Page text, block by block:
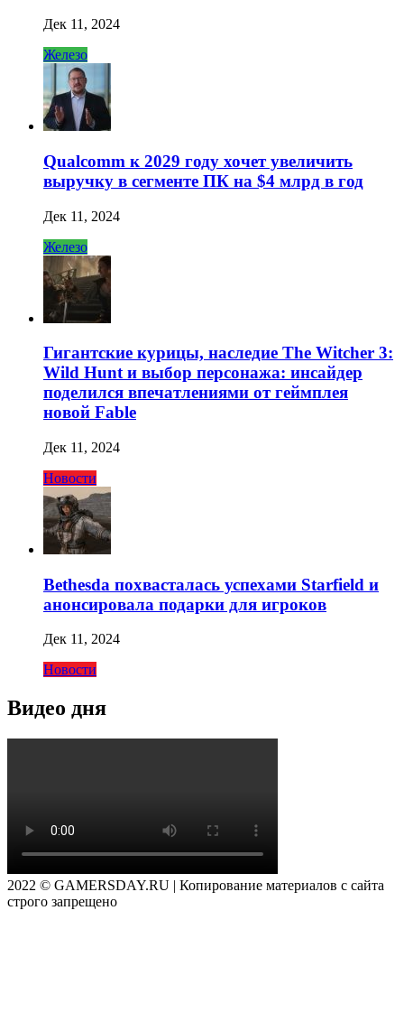
Дек 11, 2024
Железо
Qualcomm к 2029 году хочет увеличить
выручку в сегменте ПК на $4 млрд в год
Дек 11, 2024
Железо
Гигантские курицы, наследие The Witcher 3:
Wild Hunt и выбор персонажа: инсайдер
поделился впечатлениями от геймплея
новой Fable
Дек 11, 2024
Новости
Bethesda похвасталась успехами Starfield и
анонсировала подарки для игроков
Дек 11, 2024
Новости
Видео дня
2022 © GAMERSDAY.RU | Копирование материалов с сайта
строго запрещено